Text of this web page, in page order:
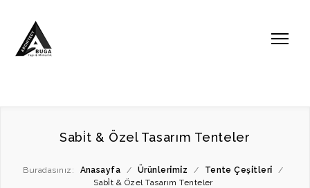
Sabi̇t & Özel Tasarım Tenteler
Buradasınız: Anasayfa / Ürünleri̇mi̇z / Tente Çeşi̇tleri̇
/
Sabi̇t & Özel Tasarım Tenteler